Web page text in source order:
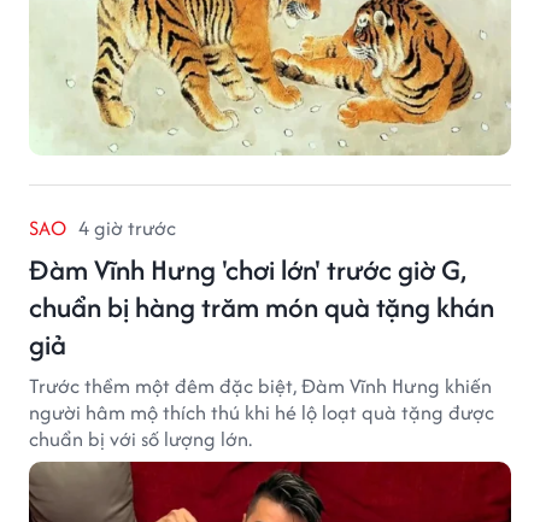
SAO 4 giờ trước
Đàm Vĩnh Hưng 'chơi lớn' trước giờ G,
chuẩn bị hàng trăm món quà tặng khán
giả
Trước thềm một đêm đặc biệt, Đàm Vĩnh Hưng khiến
người hâm mộ thích thú khi hé lộ loạt quà tặng được
chuẩn bị với số lượng lớn.